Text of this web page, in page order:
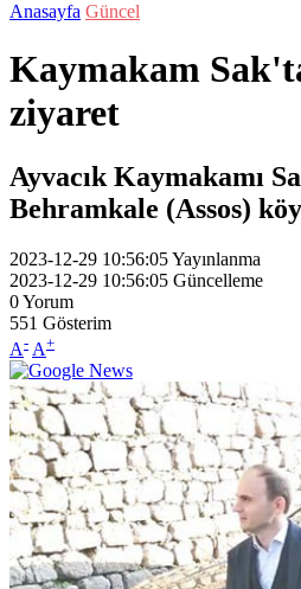
Anasayfa Güncel
Kaymakam
ziyaret
Ayvacık Kaymakamı
Behramkale (Assos)
2023-12-29 10:56:05Yayınlanma
2023-12-29 10:56:05 Güncelleme
0Yorum
551 Gösterim
A- A+